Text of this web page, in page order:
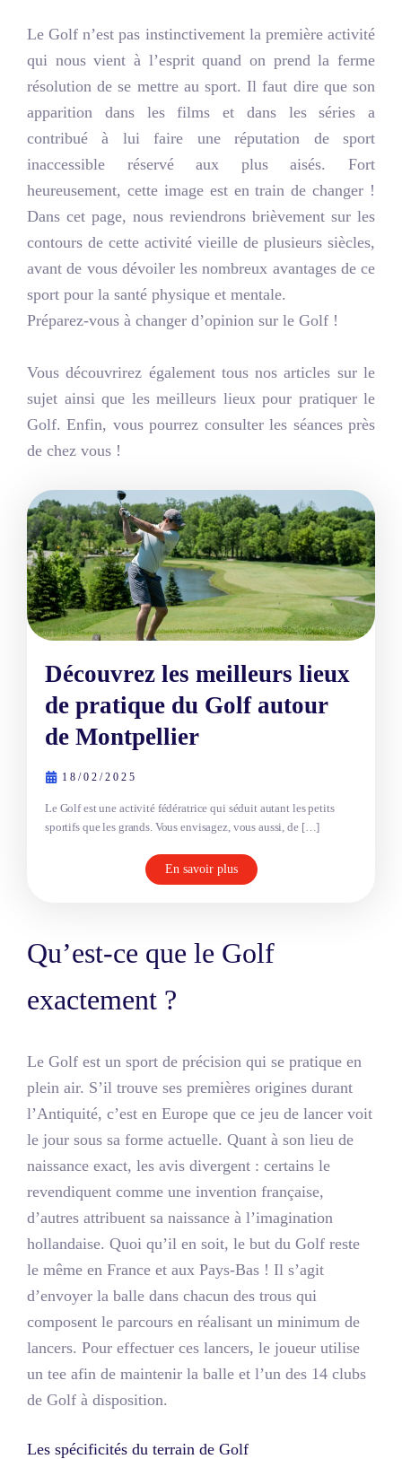
Le Golf n’est pas instinctivement la première activité
qui nous vient à l’esprit quand on prend la ferme
résolution de se mettre au sport. Il faut dire que son
apparition dans les films et dans les séries a
contribué à lui faire une réputation de sport
inaccessible réservé aux plus aisés. Fort
heureusement, cette image est en train de changer !
Dans cet page, nous reviendrons brièvement sur les
contours de cette activité vieille de plusieurs siècles,
avant de vous dévoiler les nombreux avantages de ce
sport pour la santé physique et mentale.
Préparez-vous à changer d’opinion sur le Golf !
Vous découvrirez également tous nos articles sur le
sujet ainsi que les meilleurs lieux pour pratiquer le
Golf. Enfin, vous pourrez consulter les séances près
de chez vous !
Découvrez les meilleurs lieux
de pratique du Golf autour
de Montpellier
18/02/2025
Le Golf est une activité fédératrice qui séduit autant les petits
sportifs que les grands. Vous envisagez, vous aussi, de […]
En savoir plus
Qu’est-ce que le Golf
exactement ?
Le Golf est un sport de précision qui se pratique en
plein air. S’il trouve ses premières origines durant
l’Antiquité, c’est en Europe que ce jeu de lancer voit
le jour sous sa forme actuelle. Quant à son lieu de
naissance exact, les avis divergent : certains le
revendiquent comme une invention française,
d’autres attribuent sa naissance à l’imagination
hollandaise. Quoi qu’il en soit, le but du Golf reste
le même en France et aux Pays-Bas ! Il s’agit
d’envoyer la balle dans chacun des trous qui
composent le parcours en réalisant un minimum de
lancers. Pour effectuer ces lancers, le joueur utilise
un tee afin de maintenir la balle et l’un des 14 clubs
de Golf à disposition.
Les spécificités du terrain de Golf